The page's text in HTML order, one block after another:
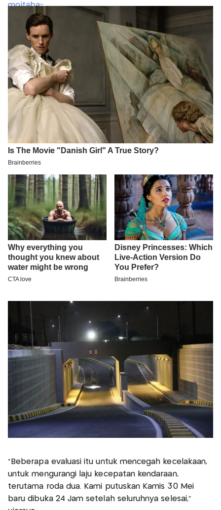
“Beberapa evaluasi itu untuk mencegah kecelakaan,
untuk mengurangi laju kecepatan kendaraan,
terutama roda dua. Kami putuskan Kamis 30 Mei
baru dibuka 24 Jam setelah seluruhnya selesai,”